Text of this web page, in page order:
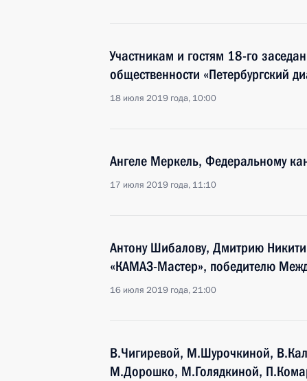
Участникам и гостям 18-го
общественности «Петербургский
18 июля 2019 года, 10:00
Ангеле Меркель, Федеральному
17 июля 2019 года, 11:10
Антону Шибалову, Дмитрию
«КАМАЗ-Мастер», победителю
16 июля 2019 года, 21:00
В.Чигиревой, М.Шурочкиной,
М.Дорошко, М.Голядкиной,